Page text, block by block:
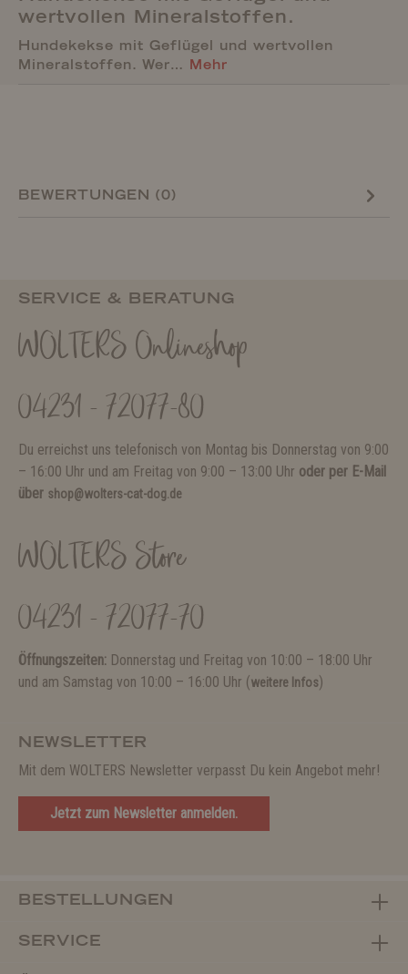
wertvollen Mineralstoffen.
Hundekekse mit Geflügel und wertvollen
Mineralstoffen. Wer… Mehr
BEWERTUNGEN (0)
SERVICE & BERATUNG
WOLTERS Onlineshop
04231 - 72077-80
Du erreichst uns telefonisch von Montag bis Donnerstag von 9:00
– 16:00 Uhr und am Freitag von 9:00 – 13:00 Uhr oder per E-Mail
über shop@wolters-cat-dog.de
WOLTERS Store
04231 - 72077-70
Öffnungszeiten: Donnerstag und Freitag von 10:00 – 18:00 Uhr
und am Samstag von 10:00 – 16:00 Uhr (weitere Infos)
NEWSLETTER
Mit dem WOLTERS Newsletter verpasst Du kein Angebot mehr!
Jetzt zum Newsletter anmelden.
BESTELLUNGEN
SERVICE